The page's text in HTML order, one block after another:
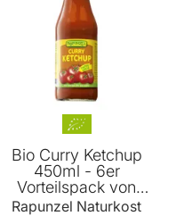
Bio Curry Ketchup
450ml - 6er
Vorteilspack von
Rapunzel
Rapunzel Naturkost